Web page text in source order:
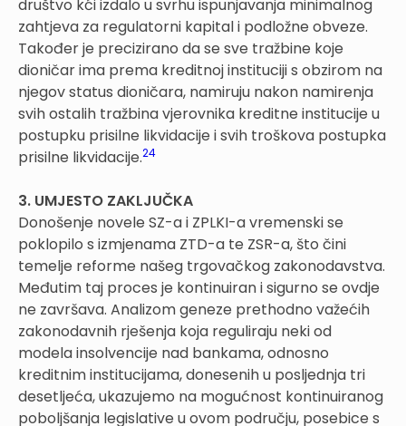
društvo kći izdalo u svrhu ispunjavanja minimalnog
zahtjeva za regulatorni kapital i podložne obveze.
Također je precizirano da se sve tražbine koje
dioničar ima prema kreditnoj instituciji s obzirom na
njegov status dioničara, namiruju nakon namirenja
svih ostalih tražbina vjerovnika kreditne institucije u
postupku prisilne likvidacije i svih troškova postupka
prisilne likvidacije.24
3. UMJESTO ZAKLJUČKA
Donošenje novele SZ-a i ZPLKI-a vremenski se
poklopilo s izmjenama ZTD-a te ZSR-a, što čini
temelje reforme našeg trgovačkog zakonodavstva.
Međutim taj proces je kontinuiran i sigurno se ovdje
ne završava. Analizom geneze prethodno važećih
zakonodavnih rješenja koja reguliraju neki od
modela insolvencije nad bankama, odnosno
kreditnim institucijama, donesenih u posljednja tri
desetljeća, ukazujemo na mogućnost kontinuiranog
poboljšanja legislative u ovom području, posebice s